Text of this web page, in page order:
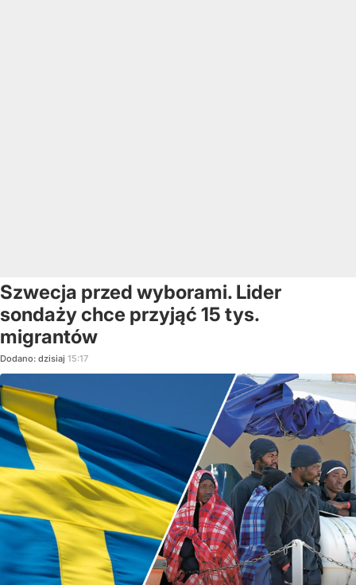
Szwecja przed wyborami. Lider
sondaży chce przyjąć 15 tys.
migrantów
Dodano: dzisiaj 15:17